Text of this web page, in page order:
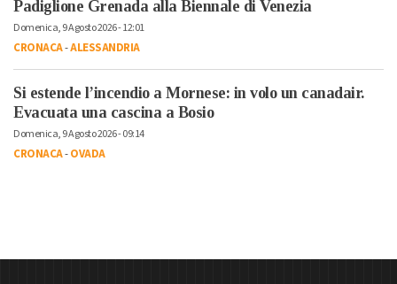
Padiglione Grenada alla Biennale di Venezia
Domenica, 9 Agosto 2026 - 12:01
CRONACA-ALESSANDRIA
Si estende l’incendio a Mornese: in volo un canadair.
Evacuata una cascina a Bosio
Domenica, 9 Agosto 2026 - 09:14
CRONACA-OVADA